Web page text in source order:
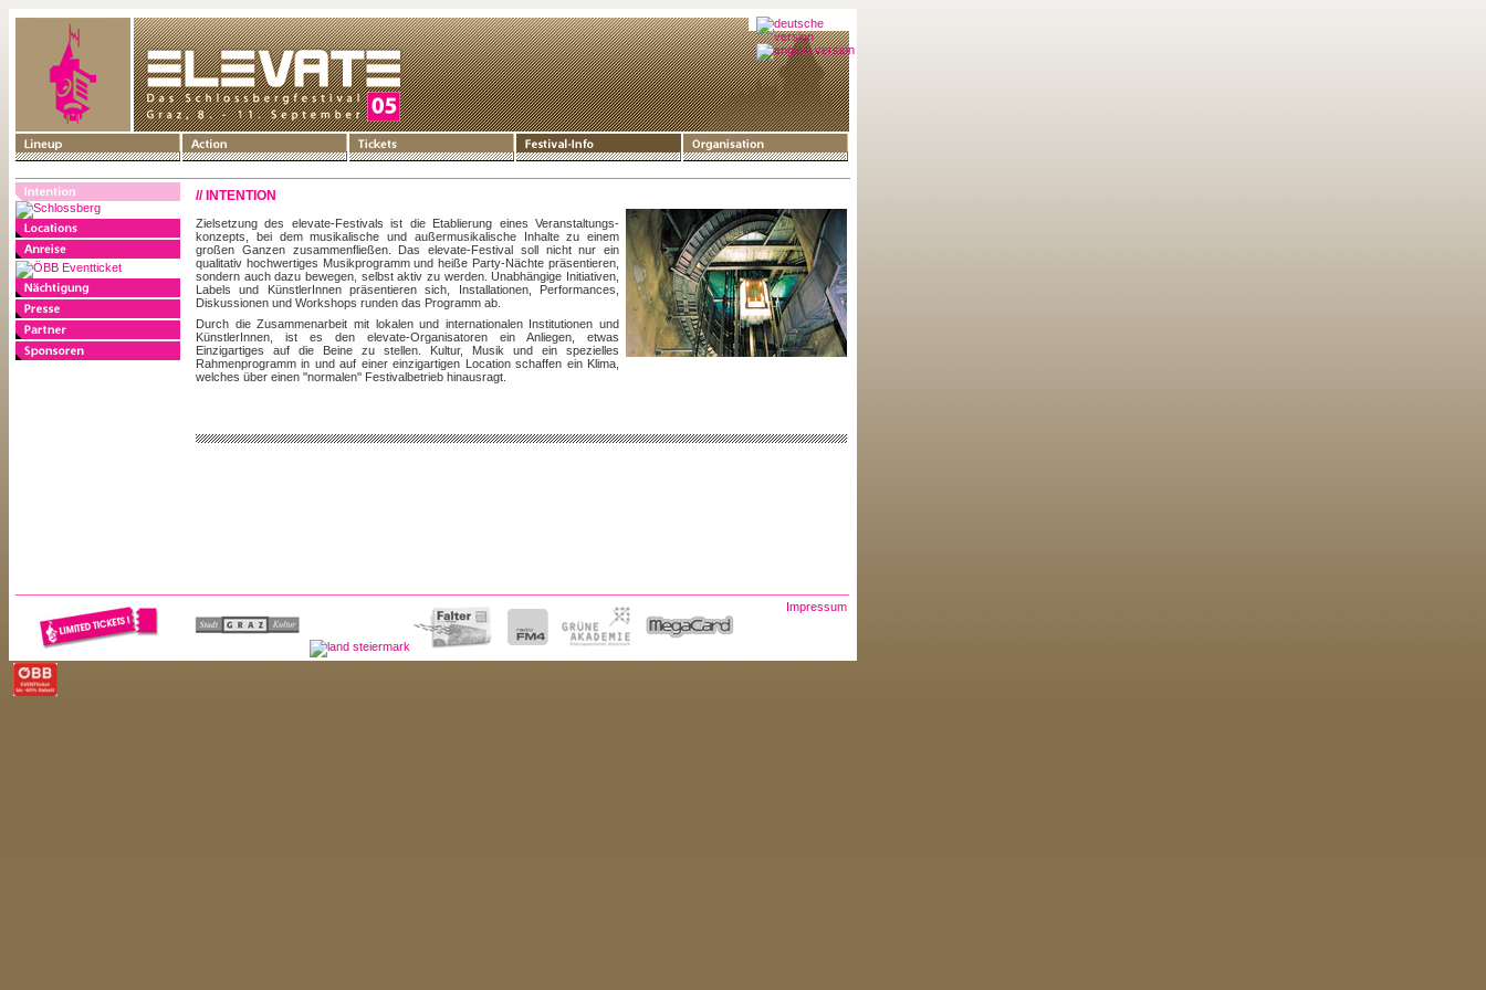
// INTENTION
Zielsetzung des elevate-Festivals ist die Etablierung eines Veranstaltungs-
konzepts, bei dem musikalische und außermusikalische Inhalte zu einem
großen Ganzen zusammenfließen. Das elevate-Festival soll nicht nur ein
qualitativ hochwertiges Musikprogramm und heiße Party-Nächte präsentieren,
sondern auch dazu bewegen, selbst aktiv zu werden. Unabhängige Initiativen,
Labels und KünstlerInnen präsentieren sich, Installationen, Performances,
Diskussionen und Workshops runden das Programm ab.
Durch die Zusammenarbeit mit lokalen und internationalen Institutionen und
KünstlerInnen, ist es den elevate-Organisatoren ein Anliegen, etwas
Einzigartiges auf die Beine zu stellen. Kultur, Musik und ein spezielles
Rahmenprogramm in und auf einer einzigartigen Location schaffen ein Klima,
welches über einen ''normalen'' Festivalbetrieb hinausragt.
Impressum